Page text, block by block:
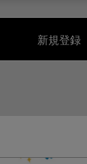
新規登録